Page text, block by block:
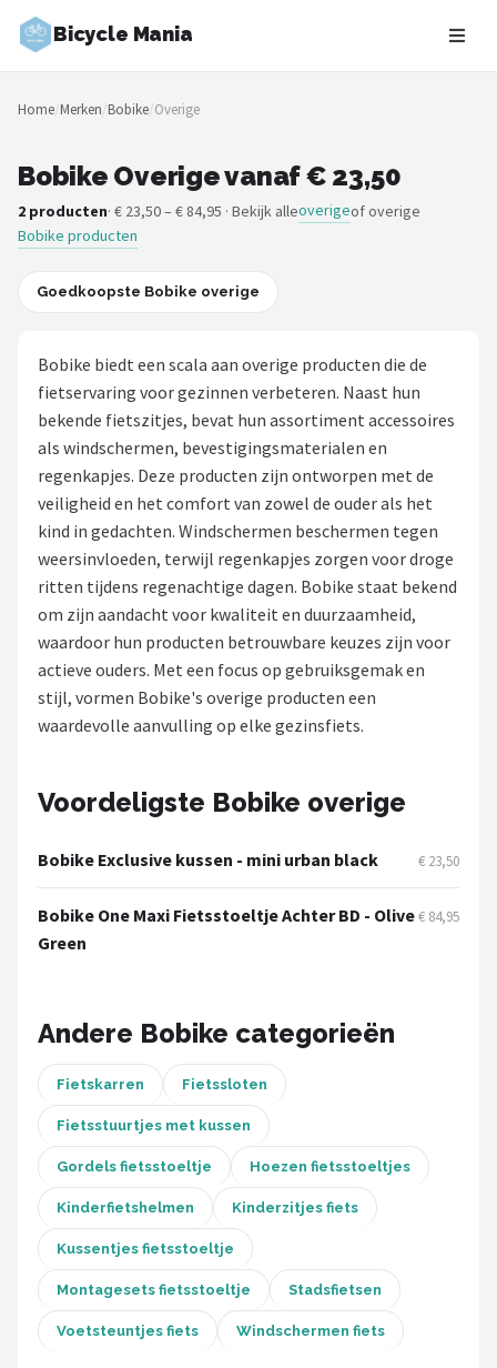
Bicycle Mania
Zoeken
NAVIGATIE
Merken
Blog
Kinderfietsen
Stadsfietsen
Elektrische fietsen
Mountainbikes
Shop
Basil
Volare
New Looxs
BBB Cycling
Shimano
Cortina
Alle merken →
Home/Merken/Bobike/Overige
Bobike Overige vanaf € 23,50
2 producten· € 23,50 – € 84,95 · Bekijk alleoverigeof overige
Bobike producten
Goedkoopste Bobike overige
Bobike biedt een scala aan overige producten die de
fietservaring voor gezinnen verbeteren. Naast hun
bekende fietszitjes, bevat hun assortiment accessoires
als windschermen, bevestigingsmaterialen en
regenkapjes. Deze producten zijn ontworpen met de
veiligheid en het comfort van zowel de ouder als het
kind in gedachten. Windschermen beschermen tegen
weersinvloeden, terwijl regenkapjes zorgen voor droge
ritten tijdens regenachtige dagen. Bobike staat bekend
om zijn aandacht voor kwaliteit en duurzaamheid,
waardoor hun producten betrouwbare keuzes zijn voor
actieve ouders. Met een focus op gebruiksgemak en
stijl, vormen Bobike's overige producten een
waardevolle aanvulling op elke gezinsfiets.
Voordeligste Bobike overige
Bobike Exclusive kussen - mini urban black € 23,50
Bobike One Maxi Fietsstoeltje Achter BD - Olive
Green
€ 84,95
Andere Bobike categorieën
Fietskarren Fietssloten
Fietsstuurtjes met kussen
Gordels fietsstoeltje Hoezen fietsstoeltjes
Kinderfietshelmen Kinderzitjes fiets
Kussentjes fietsstoeltje
Montagesets fietsstoeltje Stadsfietsen
Voetsteuntjes fiets Windschermen fiets